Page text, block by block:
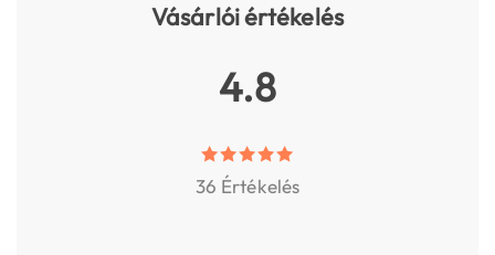
Vásárlói értékelés
4.8
36 Értékelés